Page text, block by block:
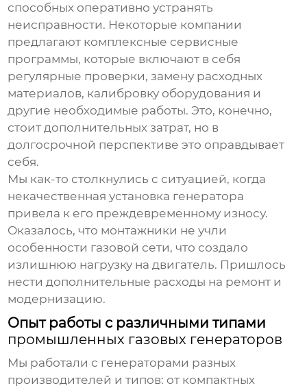
способных оперативно устранять
неисправности. Некоторые компании
предлагают комплексные сервисные
программы, которые включают в себя
регулярные проверки, замену расходных
материалов, калибровку оборудования и
другие необходимые работы. Это, конечно,
стоит дополнительных затрат, но в
долгосрочной перспективе это оправдывает
себя.
Мы как-то столкнулись с ситуацией, когда
некачественная установка генератора
привела к его преждевременному износу.
Оказалось, что монтажники не учли
особенности газовой сети, что создало
излишнюю нагрузку на двигатель. Пришлось
нести дополнительные расходы на ремонт и
модернизацию.
Опыт работы с различными типами
промышленных газовых генераторов
Мы работали с генераторами разных
производителей и типов: от компактных